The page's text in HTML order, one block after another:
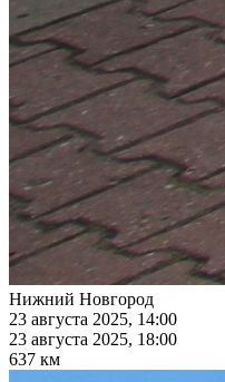
Нижний Новгород
23 августа 2025, 14:00
23 августа 2025, 18:00
637 км